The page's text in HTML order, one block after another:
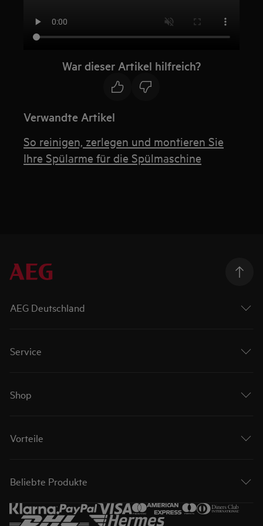
War dieser Artikel hilfreich?
Verwandte Artikel
So reinigen, zerlegen und montieren Sie
Ihre Spülarme für die Spülmaschine
AEG Deutschland
Service
Shop
Vorteile
Beliebte Produkte